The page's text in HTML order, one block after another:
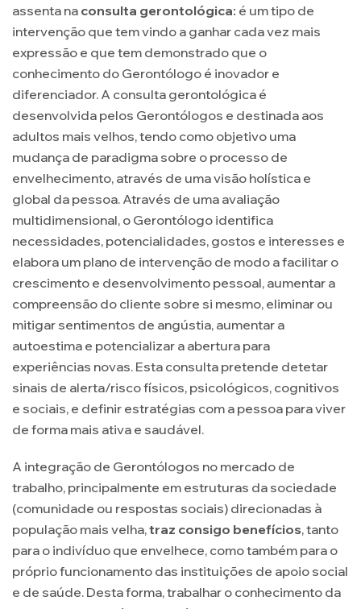
assenta na consulta gerontológica: é um tipo de
intervenção que tem vindo a ganhar cada vez mais
expressão e que tem demonstrado que o
conhecimento do Gerontólogo é inovador e
diferenciador. A consulta gerontológica é
desenvolvida pelos Gerontólogos e destinada aos
adultos mais velhos, tendo como objetivo uma
mudança de paradigma sobre o processo de
envelhecimento, através de uma visão holística e
global da pessoa. Através de uma avaliação
multidimensional, o Gerontólogo identifica
necessidades, potencialidades, gostos e interesses e
elabora um plano de intervenção de modo a facilitar o
crescimento e desenvolvimento pessoal, aumentar a
compreensão do cliente sobre si mesmo, eliminar ou
mitigar sentimentos de angústia, aumentar a
autoestima e potencializar a abertura para
experiências novas. Esta consulta pretende detetar
sinais de alerta/risco físicos, psicológicos, cognitivos
e sociais, e definir estratégias com a pessoa para viver
de forma mais ativa e saudável.
A integração de Gerontólogos no mercado de
trabalho, principalmente em estruturas da sociedade
(comunidade ou respostas sociais) direcionadas à
população mais velha,traz consigo benefícios, tanto
para o indivíduo que envelhece, como também para o
próprio funcionamento das instituições de apoio social
e de saúde. Desta forma, trabalhar o conhecimento da